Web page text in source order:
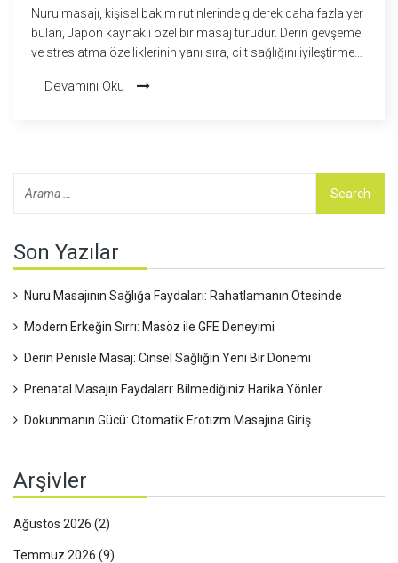
Nuru masajı, kişisel bakım rutinlerinde giderek daha fazla yer
bulan, Japon kaynaklı özel bir masaj türüdür. Derin gevşeme
ve stres atma özelliklerinin yanı sıra, cilt sağlığını iyileştirme
sunar. Bu makalede, Nuru masajının sağlık üzerindeki
Devamını Oku
Son Yazılar
Nuru Masajının Sağlığa Faydaları: Rahatlamanın Ötesinde
Modern Erkeğin Sırrı: Masöz ile GFE Deneyimi
Derin Penisle Masaj: Cinsel Sağlığın Yeni Bir Dönemi
Prenatal Masajın Faydaları: Bilmediğiniz Harika Yönler
Dokunmanın Gücü: Otomatik Erotizm Masajına Giriş
Arşivler
Ağustos 2026 (2)
Temmuz 2026 (9)